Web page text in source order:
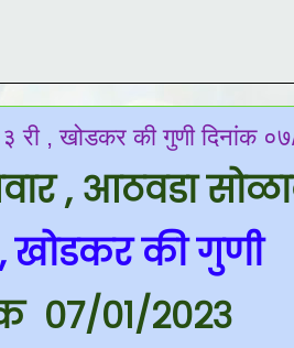
३ री , खोडकर की गुणी दिनांक
, आठवडा
, खोडकर की गुणी
०७/०१/२०२३